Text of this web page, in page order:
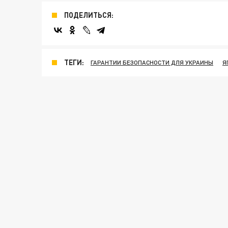
ПОДЕЛИТЬСЯ:
ТЕГИ: ГАРАНТИИ БЕЗОПАСНОСТИ ДЛЯ УКРАИНЫ